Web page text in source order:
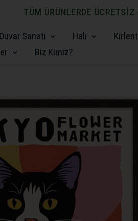
TÜM ÜRÜNLERDE ÜCRETSİZ
Duvar Sanatı Halı Kırlent
Biz Kimiz?